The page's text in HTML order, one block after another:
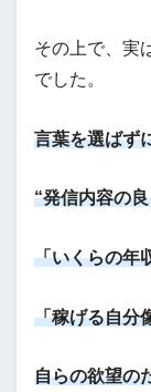
その上で、実
でした。
言葉を選ばず
“発信内容の
「いくらの年
「稼げる自分
自らの欲望の